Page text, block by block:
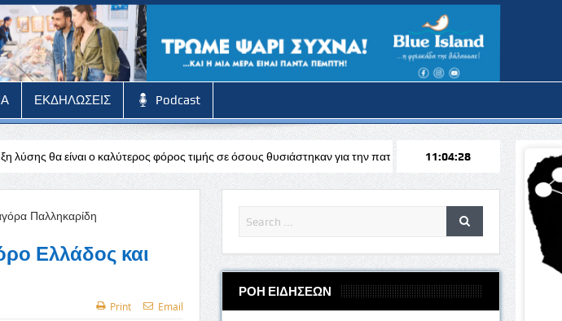
ΕΚΔΗΛΩΣΕΙΣ Podcast
φόρος τιμής σε όσους θυσιάστηκαν για την πατρίδα Stoiximan: Ανταγωνιστικές αποδόσεις για
11:04:30
Ελλάδος και
Print Email
ΡΟΗ ΕΙΔΗΣΕΩΝ